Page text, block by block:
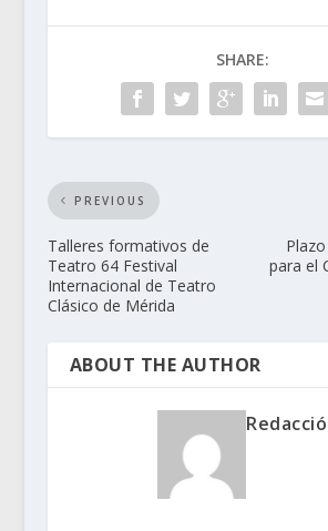
SHARE:
PREVIOUS
Talleres formativos de
Teatro 64 Festival
Internacional de Teatro
Clásico de Mérida
para el
ABOUT THE AUTHOR